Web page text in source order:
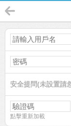
安全提問(未設置請
點擊重新加載